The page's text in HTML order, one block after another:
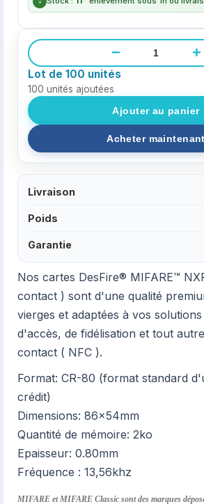
− +
Lot de 100 unités
100 unités ajoutées
Livraison
Poids
Garantie
Nos cartes DesFire® MIFARE™
contact ) sont d'une qualité
vierges et adaptées à vos
d'accès, de fidélisation et tout
contact ( NFC ).
Format: CR-80 (format standard
crédit)
Dimensions: 86x54mm
Quantité de mémoire: 2ko
Epaisseur: 0.80mm
Fréquence : 13,56khz
MIFARE et MIFARE Classic sont des marques